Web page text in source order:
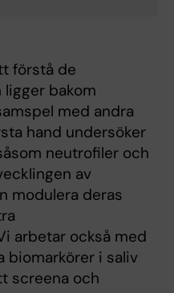
förstå de
bakom
med andra
hand undersöker
neutrofiler och
av
modulera deras
arbetar också med
i saliv
screena och